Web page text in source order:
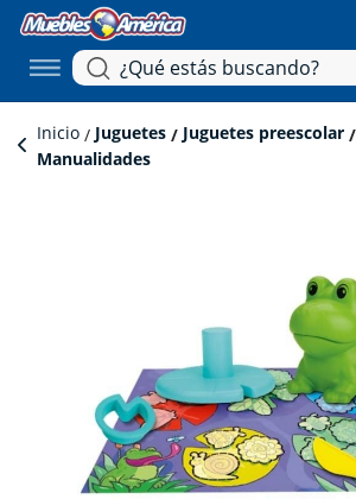
Inicio Juguetes
Juguetes preescolar
Manualidades